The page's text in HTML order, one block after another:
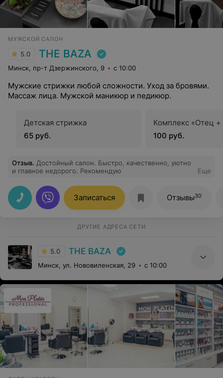
МУЖСКОЙ САЛОН
5.0 THE BAZA
Минск, пр-т Дзержинского, 9 с 10:00
Мужские стрижки любой сложности. Уход за бровями.
Массаж лица. Мужской маникюр и педикюр.
Детская стрижка
65 руб.
Комплекс «Отец +
100 руб.
Отзыв. Достойный салон. Быстро, качественно, уютно
и главное недорого. Рекомендую
Еще
Записаться Отзывы30
ДРУГИЕ АДРЕСА СЕТИ
5.0 THE BAZA
Минск, ул. Нововиленская, 29 с 10:00